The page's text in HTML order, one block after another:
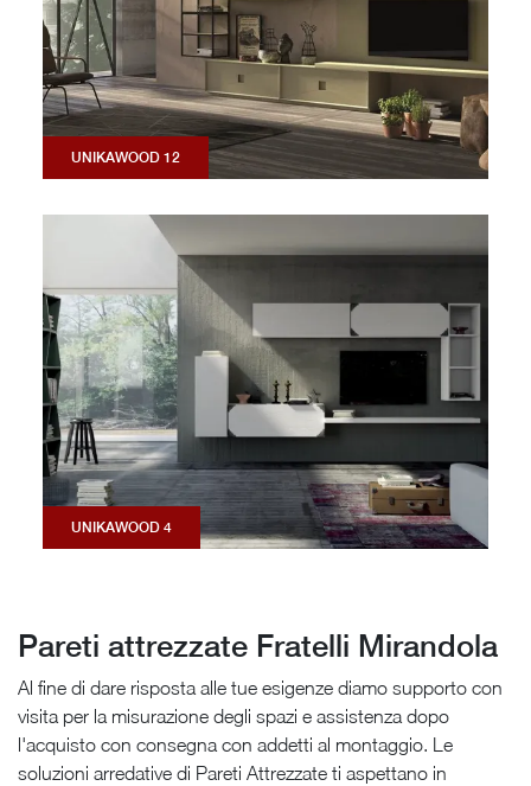
UNIKAWOOD 12
UNIKAWOOD 4
Pareti attrezzate Fratelli Mirandola
Al fine di dare risposta alle tue esigenze diamo supporto con
visita per la misurazione degli spazi e assistenza dopo
l'acquisto con consegna con addetti al montaggio. Le
soluzioni arredative di Pareti Attrezzate ti aspettano in